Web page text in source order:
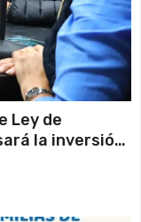
Ley de
la inversión